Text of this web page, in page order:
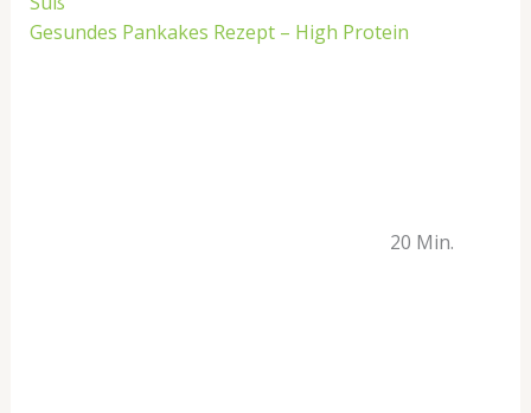
Gesundes Pankakes Rezept – High Protein
20 Min.